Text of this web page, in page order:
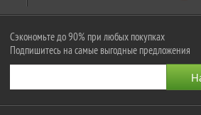
Сэкономьте до 90% при любых покупках
Подпишитесь на самые выгодные предложения